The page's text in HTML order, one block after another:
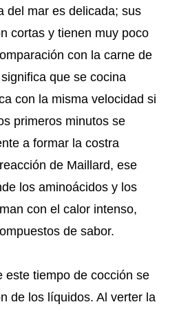
del mar es delicada; sus
cortas y tienen muy poco
con la carne de
que se cocina
con la misma velocidad si
primeros minutos se
a formar la costra
de Maillard, ese
los aminoácidos y los
con el calor intenso,
de sabor.
este tiempo de cocción se
de los líquidos. Al verter la